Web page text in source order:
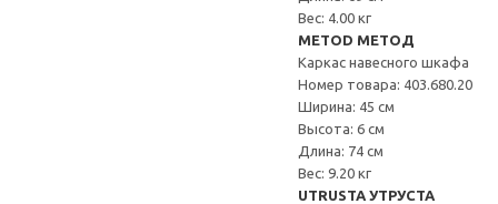
Вес: 4.00 кг
METOD МЕТОД
Каркас навесного шкафа
Номер товара: 403.680.20
Ширина: 45 см
Высота: 6 см
Длина: 74 см
Вес: 9.20 кг
UTRUSTA УТРУСТА